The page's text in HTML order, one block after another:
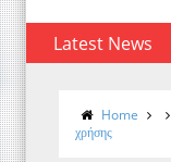
Latest News
Home
χρήσης